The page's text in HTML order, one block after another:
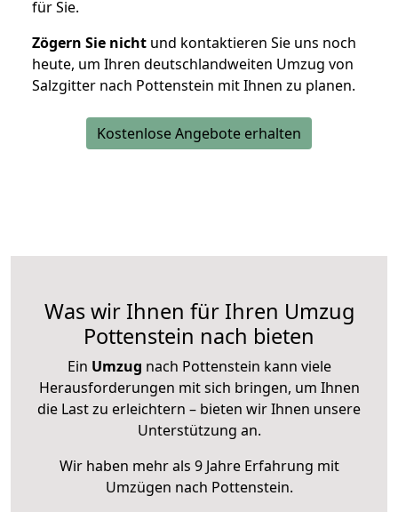
für Sie.
Zögern Sie nicht und kontaktieren Sie uns noch
heute, um Ihren deutschlandweiten Umzug von
Salzgitter nach Pottenstein mit Ihnen zu planen.
Kostenlose Angebote erhalten
Was wir Ihnen für Ihren Umzug
Pottenstein nach bieten
Ein Umzug nach Pottenstein kann viele
Herausforderungen mit sich bringen, um Ihnen
die Last zu erleichtern – bieten wir Ihnen unsere
Unterstützung an.
Wir haben mehr als 9 Jahre Erfahrung mit
Umzügen nach Pottenstein.